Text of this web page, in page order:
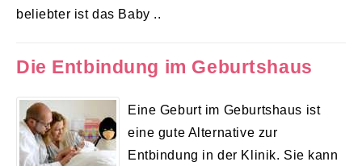
beliebter ist das Baby ..
Die Entbindung im Geburtshaus
Eine Geburt im Geburtshaus ist
eine gute Alternative zur
Entbindung in der Klinik. Sie kann